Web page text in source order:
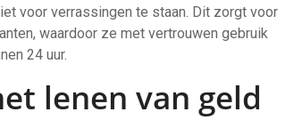
voor verrassingen te staan. Dit zorgt voor
waardoor ze met vertrouwen gebruik
24 uur.
lenen van geld